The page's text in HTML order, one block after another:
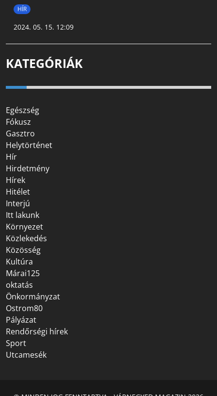
HÍR
2024. 05. 15. 12:09
KATEGÓRIÁK
Egészség
Fókusz
Gasztro
Helytörténet
Hír
Hirdetmény
Hírek
Hitélet
Interjú
Itt lakunk
Környezet
Közlekedés
Közösség
Kultúra
Márai125
oktatás
Önkormányzat
Ostrom80
Pályázat
Rendőrségi hírek
Sport
Utcamesék